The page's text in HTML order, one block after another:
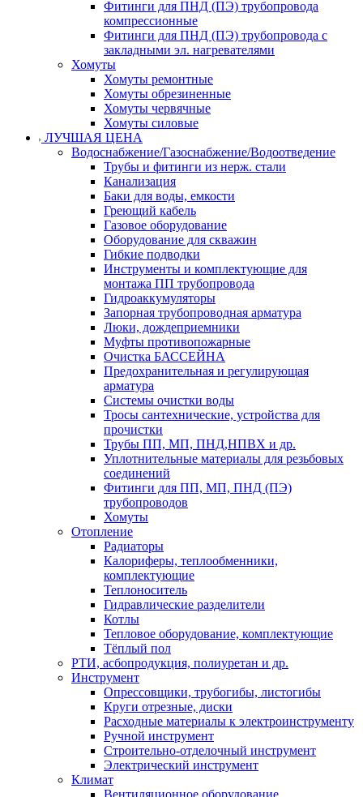
Фитинги для ПНД (ПЭ) трубопровода
компрессионные
Фитинги для ПНД (ПЭ) трубопровода с
закладными эл. нагревателями
Хомуты
Хомуты ремонтные
Хомуты обрезиненные
Хомуты червячные
Хомуты силовые
ЛУЧШАЯ ЦЕНА
Водоснабжение/Газоснабжение/Водоотведение
Трубы и фитинги из нерж. стали
Канализация
Баки для воды, емкости
Греющий кабель
Газовое оборудование
Оборудование для скважин
Гибкие подводки
Инструменты и комплектующие для
монтажа ПП трубопровода
Гидроаккумуляторы
Запорная трубопроводная арматура
Люки, дождеприемники
Муфты противопожарные
Очистка БАССЕЙНА
Предохранительная и регулирующая
арматура
Системы очистки воды
Тросы сантехнические, устройства для
прочистки
Трубы ПП, МП, ПНД,НПВХ и др.
Уплотнительные материалы для резьбовых
соединений
Фитинги для ПП, МП, ПНД (ПЭ)
трубопроводов
Хомуты
Отопление
Радиаторы
Калориферы, теплообменники,
комплектующие
Теплоноситель
Гидравлические разделители
Котлы
Тепловое оборудование, комплектующие
Тёплый пол
РТИ, асбопродукция, полиуретан и др.
Инструмент
Опрессовщики, трубогибы, листогибы
Круги отрезные, диски
Расходные материалы к электроинструменту
Ручной инструмент
Строительно-отделочный инструмент
Электрический инструмент
Климат
Вентиляционное оборудование